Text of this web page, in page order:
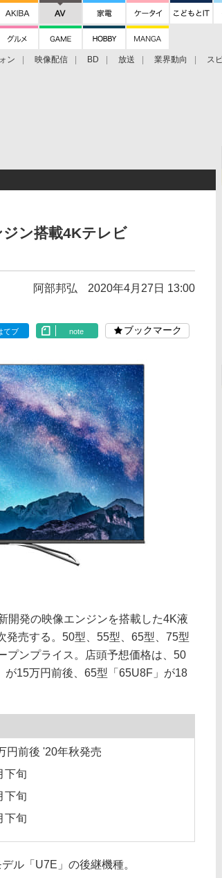
ン 映像配信 BD 放送 業界動向 ス
ン搭載4Kテレビ
阿部邦弘 2020年4月27日 13:00
てブ note ブックマーク
開発の映像エンジンを搭載した4K液
発売する。50型、55型、65型、75型
プンプライス。店頭予想価格は、50
15万円前後、65型「65U8F」が18
円前後 '20年秋発売
下旬
下旬
下旬
ル「U7E」の後継機種。